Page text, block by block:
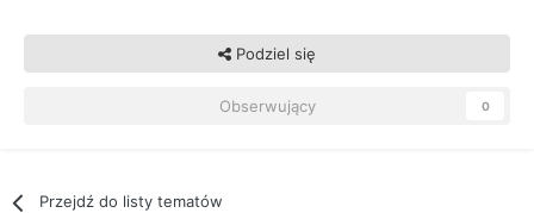
Podziel się
Obserwujący 0
Przejdź do listy tematów